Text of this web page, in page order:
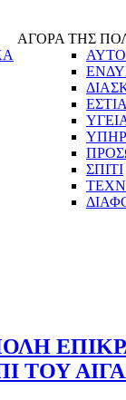
ΑΓΟΡΑ ΤΗΣ
ΣΠΙΤΙ
ΤΟΥ